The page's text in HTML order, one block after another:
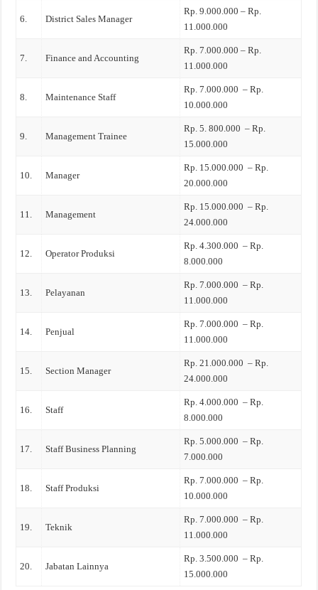
6. District Sales Manager
Rp. 9.000.000 – Rp.
11.000.000
7. Finance and Accounting
Rp. 7.000.000 – Rp.
11.000.000
8. Maintenance Staff
Rp. 7.000.000 – Rp.
10.000.000
9. Management Trainee
Rp. 5. 800.000 – Rp.
15.000.000
10. Manager
Rp. 15.000.000 – Rp.
20.000.000
11. Management
Rp. 15.000.000 – Rp.
24.000.000
12. Operator Produksi
Rp. 4.300.000 – Rp.
8.000.000
13. Pelayanan
Rp. 7.000.000 – Rp.
11.000.000
14. Penjual
Rp. 7.000.000 – Rp.
11.000.000
15. Section Manager
Rp. 21.000.000 – Rp.
24.000.000
16. Staff
Rp. 4.000.000 – Rp.
8.000.000
17. Staff Business Planning
Rp. 5.000.000 – Rp.
7.000.000
18. Staff Produksi
Rp. 7.000.000 – Rp.
10.000.000
19. Teknik
Rp. 7.000.000 – Rp.
11.000.000
20. Jabatan Lainnya
Rp. 3.500.000 – Rp.
15.000.000